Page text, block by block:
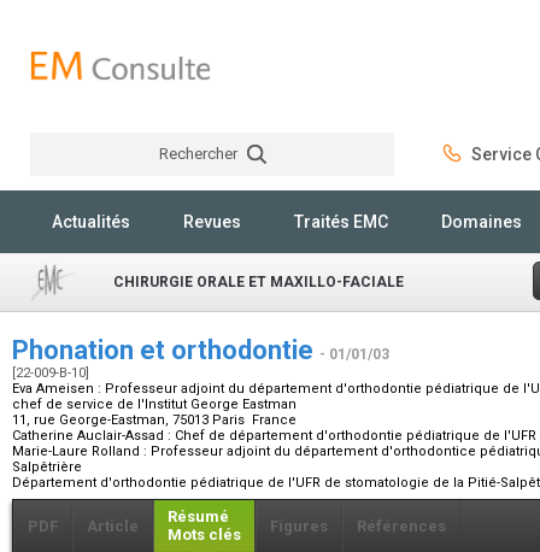
Rechercher Service
Actualités Revues Traités EMC Domaines
CHIRURGIE ORALE ET MAXILLO-FACIALE
Phonation et orthodontie - 01/01/03
[22-009-B-10]
Eva Ameisen : Professeur adjoint du département d'orthodontie pédiatrique de
chef de service de l'Institut George Eastman
11, rue George-Eastman, 75013 Paris France
Catherine Auclair-Assad : Chef de département d'orthodontie pédiatrique de
Marie-Laure Rolland : Professeur adjoint du département d'orthodontice
Salpêtrière
Département d'orthodontie pédiatrique de l'UFR de stomatologie de la Pitié-
PDF Article
Résumé
Mots clés
Figures Références